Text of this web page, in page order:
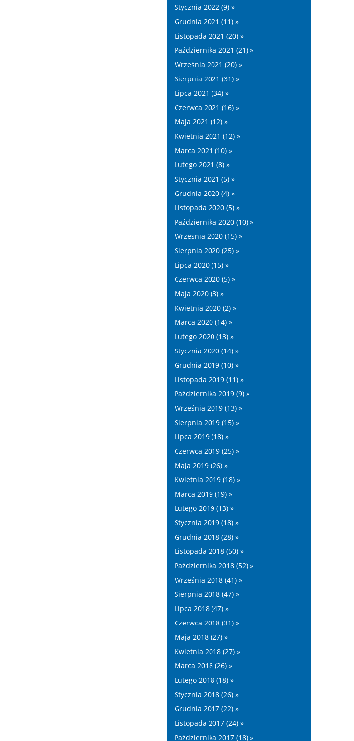
Stycznia 2022 (9) »
Grudnia 2021 (11) »
Listopada 2021 (20) »
Października 2021 (21) »
Września 2021 (20) »
Sierpnia 2021 (31) »
Lipca 2021 (34) »
Czerwca 2021 (16) »
Maja 2021 (12) »
Kwietnia 2021 (12) »
Marca 2021 (10) »
Lutego 2021 (8) »
Stycznia 2021 (5) »
Grudnia 2020 (4) »
Listopada 2020 (5) »
Października 2020 (10) »
Września 2020 (15) »
Sierpnia 2020 (25) »
Lipca 2020 (15) »
Czerwca 2020 (5) »
Maja 2020 (3) »
Kwietnia 2020 (2) »
Marca 2020 (14) »
Lutego 2020 (13) »
Stycznia 2020 (14) »
Grudnia 2019 (10) »
Listopada 2019 (11) »
Października 2019 (9) »
Września 2019 (13) »
Sierpnia 2019 (15) »
Lipca 2019 (18) »
Czerwca 2019 (25) »
Maja 2019 (26) »
Kwietnia 2019 (18) »
Marca 2019 (19) »
Lutego 2019 (13) »
Stycznia 2019 (18) »
Grudnia 2018 (28) »
Listopada 2018 (50) »
Października 2018 (52) »
Września 2018 (41) »
Sierpnia 2018 (47) »
Lipca 2018 (47) »
Czerwca 2018 (31) »
Maja 2018 (27) »
Kwietnia 2018 (27) »
Marca 2018 (26) »
Lutego 2018 (18) »
Stycznia 2018 (26) »
Grudnia 2017 (22) »
Listopada 2017 (24) »
Października 2017 (18) »